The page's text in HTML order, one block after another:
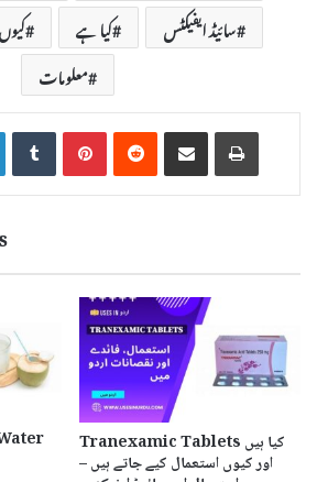
سائیڈ ایفیکٹس
کیا ہے
معلومات
LinkedInTumblrPinterestReddit Share via Email Print
Tranexamic Tablets کیا ہیں
اور کیوں استعمال کیے جاتے ہیں –